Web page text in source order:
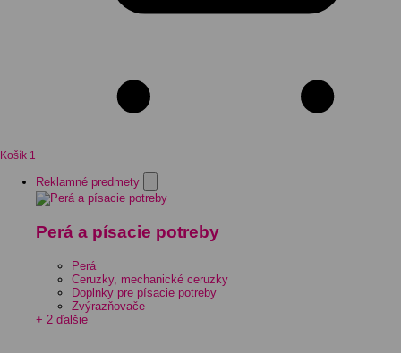
Košík 1
Reklamné predmety
Perá a písacie potreby
Perá
Ceruzky, mechanické ceruzky
Doplnky pre písacie potreby
Zvýrazňovače
+ 2 ďalšie